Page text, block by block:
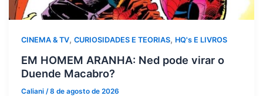
CINEMA & TV,CURIOSIDADES E TEORIAS, HQ's E LIVROS
EM HOMEM ARANHA: Ned pode virar o
Duende Macabro?
Caliani /8 de agosto de 2026